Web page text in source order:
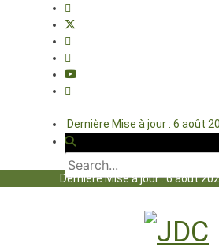
Dernière Mise à jour : 6 août
Dernière Mise à jour : 6 août